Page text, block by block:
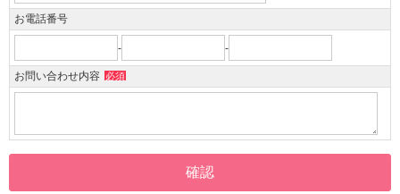
お電話番号
- -
お問い合わせ内容 必須